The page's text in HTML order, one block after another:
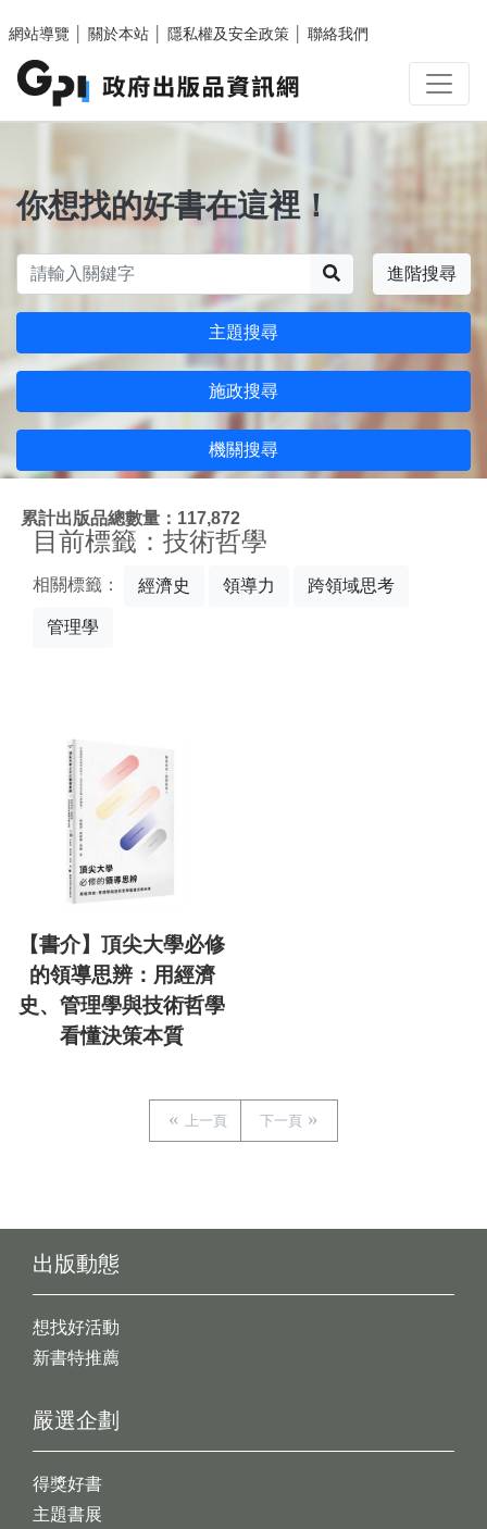
網站導覽
關於本站 隱私權及安全政策 聯絡我們
你想找的好書在這裡！
進階搜尋
主題搜尋
施政搜尋
機關搜尋
累計出版品總數量：117,872
目前標籤：技術哲學
相關標籤： 經濟史 領導力 跨領域思考
管理學
【書介】頂尖大學必修
的領導思辨：用經濟
史、管理學與技術哲學
看懂決策本質
上一頁 下一頁
出版動態
想找好活動
新書特推薦
嚴選企劃
得獎好書
主題書展